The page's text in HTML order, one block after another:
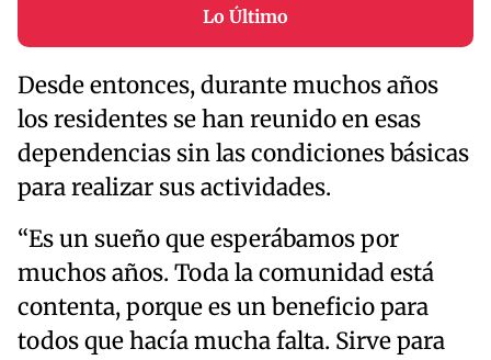
Lo Último
Desde entonces, durante muchos años
los residentes se han reunido en esas
dependencias sin las condiciones básicas
para realizar sus actividades.
“Es un sueño que esperábamos por
muchos años. Toda la comunidad está
contenta, porque es un beneficio para
todos que hacía mucha falta. Sirve para